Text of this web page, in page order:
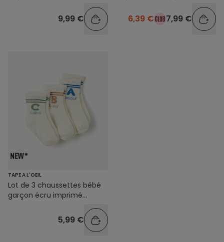
9,99 € 6,39 € 7,99 €
TAPE A L'OEIL
Lot de 3 chaussettes bébé
garçon écru imprimé
5,99 €